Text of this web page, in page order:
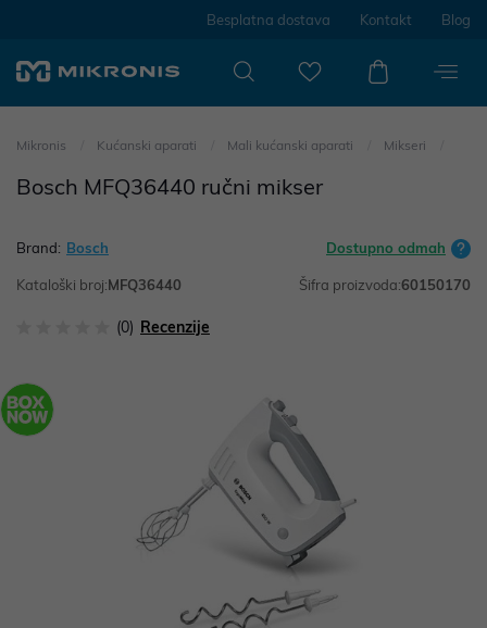
Besplatna dostava Kontakt Blog
Mikronis Kućanski aparati Mali kućanski aparati Mikseri
Bosch MFQ36440 ručni mikser
Brand: Bosch Dostupno odmah
Kataloški broj:MFQ36440 Šifra proizvoda:60150170
(0) Recenzije